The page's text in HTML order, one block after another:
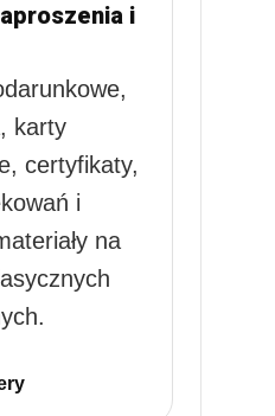
i
karty
certyfikaty,
i
na